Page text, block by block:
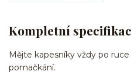
Kompletní
Mějte kapesníky vždy po
pomačkání.